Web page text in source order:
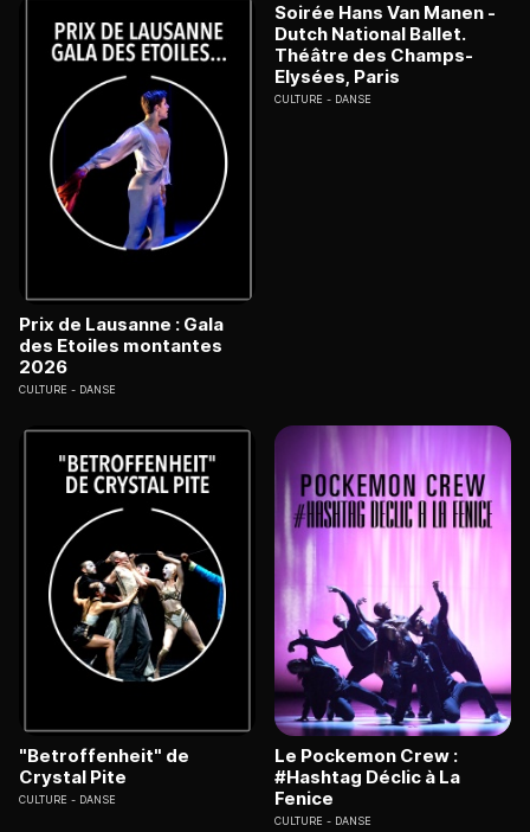
Prix de Lausanne : Gala
des Etoiles montantes
2026
CULTURE DANSE
Soirée Hans Van Manen -
Dutch National Ballet.
Théâtre des Champs-
Elysées, Paris
CULTURE DANSE
"Betroffenheit" de
Crystal Pite
CULTURE DANSE
Le Pockemon Crew :
#Hashtag Déclic à La
Fenice
CULTURE DANSE